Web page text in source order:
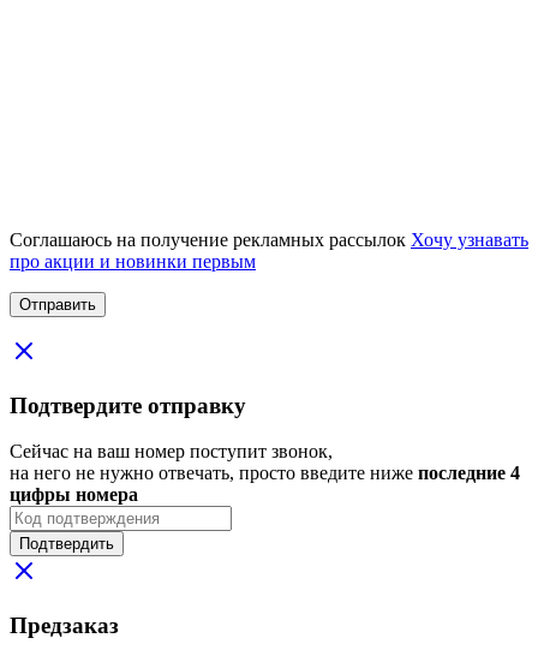
Соглашаюсь на получение рекламных рассылок Хочу узнавать
про акции и новинки первым
Подтвердите отправку
Сейчас на ваш номер поступит звонок,
на него не нужно отвечать, просто введите ниже последние 4
цифры номера
Подтвердить
Предзаказ